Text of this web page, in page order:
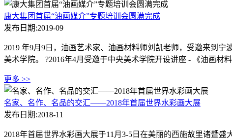
康大集团首届“油画媒介”专题培训会圆满完成
发布日期:2019-09
2019 年9月9日，油画艺术家、油画材料师刘凯老师，受邀来到
美术学院。 ?2016年4月受邀于中央美术学院开设讲座 - 《油画材
更多 >>
名家、名作、名品的交汇——2018年首届世界水彩画大展
发布日期:2018-11
2018年首届世界水彩画大展于11月3-5日在美丽的西施故里诸暨